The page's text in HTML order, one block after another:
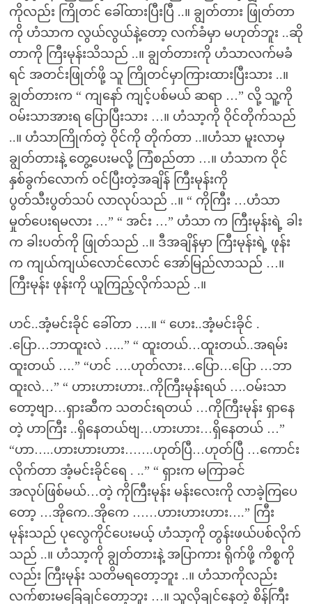
ကိုလည်း ကြိုတင် ခေါ်ထားပြီးပြီ ..။ ချွတ်တား ဖြုတ်တာ
ကို ဟံသာက လွယ်လွယ်နဲ့တော့ လက်ခံမှာ မဟုတ်ဘူး ..ဆို
တာကို ကြီးမုန်းသိသည် ..။ ချွတ်တားကို ဟံသာလက်မခံ
ရင် အတင်းဖြုတ်ဖို့ သူ ကြိုတင်မှာကြားထားပြီးသား ..။
ချွတ်တားက “ ကျနော် ကျင့်ပစ်မယ် ဆရာ …” လို့ သူ့ကို
ဝမ်းသာအားရ ပြောပြီးသား …။ ဟံသာ့ကို ဝိုင်တိုက်သည်
..။ ဟံသာကြိုက်တဲ့ ဝိုင်ကို တိုက်တာ ..။ဟံသာ မူးလာမှ
ချွတ်တားနဲ့ တွေ့ပေးမလို့ ကြံစည်တာ …။ ဟံသာက ဝိုင်
နှစ်ခွက်လောက် ဝင်ပြီးတဲ့အချိန် ကြီးမုန်းကို
ပွတ်သီးပွတ်သပ် လာလုပ်သည် ..။ “ ကိုကြီး …ဟံသာ
မှုတ်ပေးရမလား …” “ အင်း …” ဟံသာ က ကြီးမုန်းရဲ့ ခါး
က ခါးပတ်ကို ဖြုတ်သည် ..။ ဒီအချိန်မှာ ကြီးမုန်းရဲ့ ဖုန်း
က ကျယ်ကျယ်လောင်လောင် အော်မြည်လာသည် …။
ကြီးမုန်း ဖုန်းကို ယူကြည့်လိုက်သည် ..။
ဟင်..အံ့မင်းခိုင် ခေါ်တာ ….။ “ ဟေး..အံ့မင်းခိုင် .
.ပြော…ဘာထူးလဲ …..” “ ထူးတယ်…ထူးတယ်..အရမ်း
ထူးတယ် ….” “ဟင် ….ဟုတ်လား…ပြော…ပြော …ဘာ
ထူးလဲ…” “ ဟားဟားဟား..ကိုကြီးမုန်းရယ် ….ဝမ်းသာ
တော့ဗျာ…ရှားဆီက သတင်းရတယ် …ကိုကြီးမုန်း ရှာနေ
တဲ့ ဟာကြီး ..ရှိနေတယ်ဗျ…ဟားဟား…ရှိနေတယ် …”
“ဟာ…..ဟားဟားဟား…….ဟုတ်ပြီ…ဟုတ်ပြီ …ကောင်း
လိုက်တာ အံ့မင်းခိုင်ရေ . ..” “ ရှားက မကြာခင်
အလုပ်ဖြစ်မယ်…တဲ့ ကိုကြီးမုန်း မန်းလေးကို လာခဲ့ကြပေ
တော့ …အိုကေ..အိုကေ ……ဟားဟားဟား….” ကြီး
မုန်းသည် ပုလွေကိုင်ပေးမယ့် ဟံသာ့ကို တွန်းဖယ်ပစ်လိုက်
သည် ..။ ဟံသာ့ကို ချွတ်တားနဲ့ အပြာကား ရိုက်ဖို့ ကိစ္စကို
လည်း ကြီးမုန်း သတိမရတော့ဘူး ..။ ဟံသာကိုလည်း
လက်စားမခြေချင်တော့ဘူး …။ သူလိုချင်နေတဲ့ စိန်ကြီး